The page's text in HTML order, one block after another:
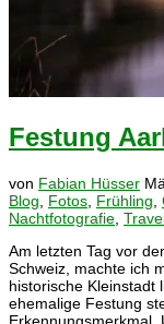
Festung
von Fabian Hüsser
Blog
Fotos Frühling
Nachtfotografie
Am letzten Tag vor
Schweiz, machte ich
historische Kleinstadt
ehemalige Festung
Erkennungsmerkmal.